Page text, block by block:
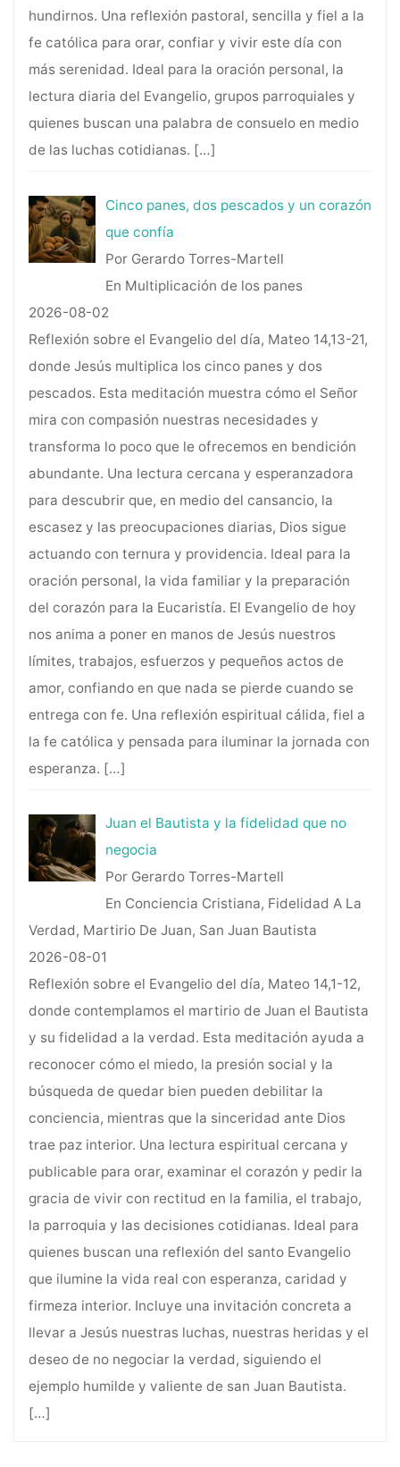
hundirnos. Una reflexión pastoral, sencilla y fiel a la
fe católica para orar, confiar y vivir este día con
más serenidad. Ideal para la oración personal, la
lectura diaria del Evangelio, grupos parroquiales y
quienes buscan una palabra de consuelo en medio
de las luchas cotidianas. […]
Cinco panes, dos pescados y un corazón
que confía
Por Gerardo Torres-Martell
En Multiplicación de los panes
2026-08-02
Reflexión sobre el Evangelio del día, Mateo 14,13-21,
donde Jesús multiplica los cinco panes y dos
pescados. Esta meditación muestra cómo el Señor
mira con compasión nuestras necesidades y
transforma lo poco que le ofrecemos en bendición
abundante. Una lectura cercana y esperanzadora
para descubrir que, en medio del cansancio, la
escasez y las preocupaciones diarias, Dios sigue
actuando con ternura y providencia. Ideal para la
oración personal, la vida familiar y la preparación
del corazón para la Eucaristía. El Evangelio de hoy
nos anima a poner en manos de Jesús nuestros
límites, trabajos, esfuerzos y pequeños actos de
amor, confiando en que nada se pierde cuando se
entrega con fe. Una reflexión espiritual cálida, fiel a
la fe católica y pensada para iluminar la jornada con
esperanza. […]
Juan el Bautista y la fidelidad que no
negocia
Por Gerardo Torres-Martell
En Conciencia Cristiana, Fidelidad A La
Verdad, Martirio De Juan, San Juan Bautista
2026-08-01
Reflexión sobre el Evangelio del día, Mateo 14,1-12,
donde contemplamos el martirio de Juan el Bautista
y su fidelidad a la verdad. Esta meditación ayuda a
reconocer cómo el miedo, la presión social y la
búsqueda de quedar bien pueden debilitar la
conciencia, mientras que la sinceridad ante Dios
trae paz interior. Una lectura espiritual cercana y
publicable para orar, examinar el corazón y pedir la
gracia de vivir con rectitud en la familia, el trabajo,
la parroquia y las decisiones cotidianas. Ideal para
quienes buscan una reflexión del santo Evangelio
que ilumine la vida real con esperanza, caridad y
firmeza interior. Incluye una invitación concreta a
llevar a Jesús nuestras luchas, nuestras heridas y el
deseo de no negociar la verdad, siguiendo el
ejemplo humilde y valiente de san Juan Bautista.
[…]